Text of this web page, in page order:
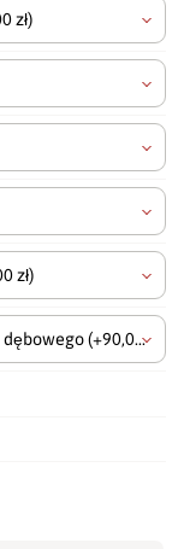
zł)
zł)
dębowego(+90,00 zł)